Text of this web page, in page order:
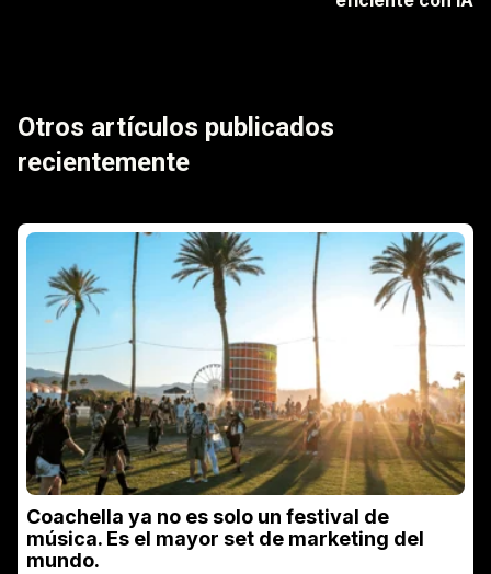
Otros artículos publicados
recientemente
Coachella ya no es solo un festival de
música. Es el mayor set de marketing del
mundo.